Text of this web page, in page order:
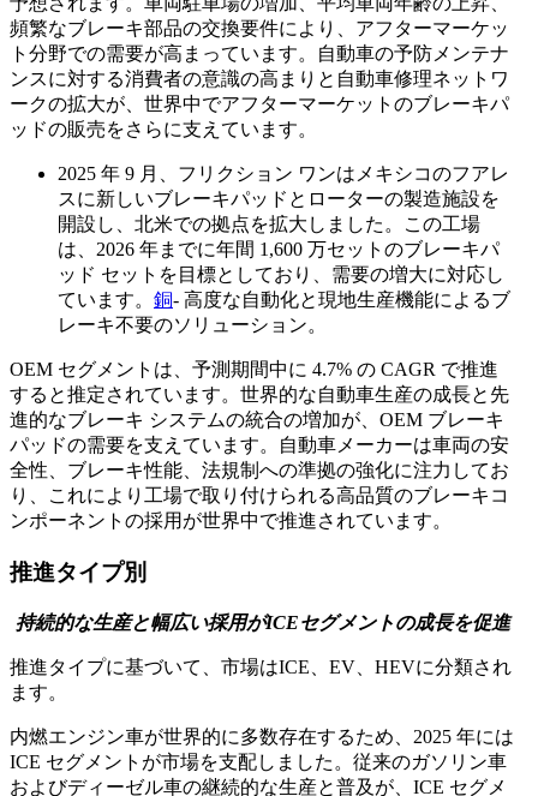
頻繁なブレーキ部品の交換要件により、アフターマーケッ
ト分野での需要が高まっています。自動車の予防メンテナ
ンスに対する消費者の意識の高まりと自動車修理ネットワ
ークの拡大が、世界中でアフターマーケットのブレーキパ
ッドの販売をさらに支えています。
2025 年 9 月、フリクション ワンはメキシコのフアレ
スに新しいブレーキパッドとローターの製造施設を
開設し、北米での拠点を拡大しました。この工場
は、2026 年までに年間 1,600 万セットのブレーキパ
ッド セットを目標としており、需要の増大に対応し
ています。 銅- 高度な自動化と現地生産機能によるブ
レーキ不要のソリューション。
OEM セグメントは、予測期間中に 4.7% の CAGR で推進
すると推定されています。世界的な自動車生産の成長と先
進的なブレーキ システムの統合の増加が、OEM ブレーキ
パッドの需要を支えています。自動車メーカーは車両の安
全性、ブレーキ性能、法規制への準拠の強化に注力してお
り、これにより工場で取り付けられる高品質のブレーキコ
ンポーネントの採用が世界中で推進されています。
推進タイプ別
持続的な生産と幅広い採用がICEセグメントの成長を促進
推進タイプに基づいて、市場はICE、EV、HEVに分類され
ます。
内燃エンジン車が世界的に多数存在するため、2025 年には
ICE セグメントが市場を支配しました。従来のガソリン車
およびディーゼル車の継続的な生産と普及が、ICE セグメ